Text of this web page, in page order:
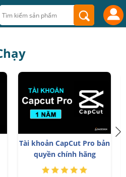
Tài khoản CapCut Pro bản
quyền chính hãng